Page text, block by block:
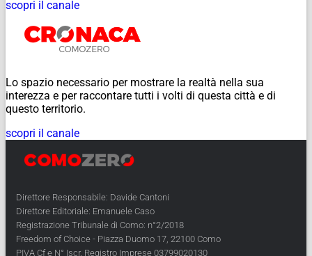
scopri il canale
Lo spazio necessario per mostrare la realtà nella sua
interezza e per raccontare tutti i volti di questa città e di
questo territorio.
scopri il canale
Direttore Responsabile: Davide Cantoni
Direttore Editoriale: Emanuele Caso
Registrazione Tribunale di Como: n°2/2018
Freedom of Choice - Piazza Duomo 17, 22100 Como
PIVA Cf e N° Iscr. Registro Imprese 03799020130